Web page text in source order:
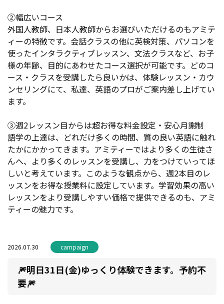
②幅広いコース
外国人教師、日本人教師からお選びいただけるのもアミテ
ィーの特徴です。会話クラスの他に英検対策、パソコンを
使ったインタラクティブレッスン、文法クラスなど、お子
様の年齢、目的にあわせたコース選択が可能です。どのコ
ース・クラスを受講したら良いかは、体験レッスン・カウ
ンセリングにて、私達、英語のプロがご案内差し上げてい
ます。
③週2レッスン目からは超お得な料金設定・安心月謝制
語学の上達は、どれだけ多くの時間、質の良い英語に触れ
たかにかかってきます。アミティーではより多くの生徒さ
んへ、より多くのレッスンを受講し、力をつけていってほ
しいと考えています。このような観点から、週2本目のレ
ッスンをお得な授業料に設定しています。学習効果の高い
レッスンをより受講しやすい価格で提供できるのも、アミ
ティーの魅力です。
2026.07.30 campaign
🎆明日31日(金)ゆっくり体験できます。予約不
要🎆